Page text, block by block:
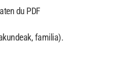
du PDF
familia).